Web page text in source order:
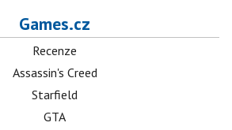
Games.cz
Recenze
Assassin's Creed
Starfield
GTA